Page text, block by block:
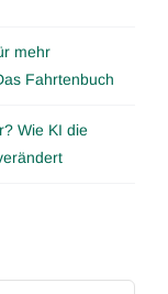
mehr
Fahrtenbuch
Wie KI die